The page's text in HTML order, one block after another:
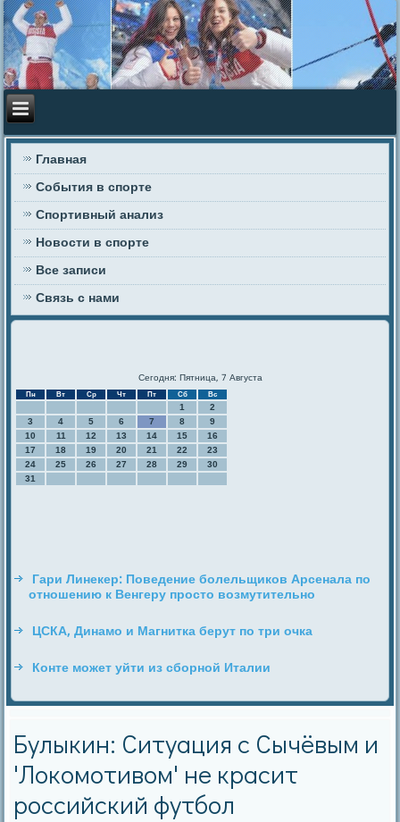
Главная
События в спорте
Спортивный анализ
Новости в спорте
Все записи
Связь с нами
Сегодня: Пятница, 7 Августа
Пн Вт Ср Чт Пт Сб Вс
1
2
3
4 5 6 7 8
9
10
11 12 13 14 15
16
17
18 19 20 21 22
23
24
25 26 27 28 29
30
31
Гари Линекер: Поведение болельщиков Арсенала по
отношению к Венгеру просто возмутительно
ЦСКА, Динамо и Магнитка берут по три очка
Конте может уйти из сборной Италии
Булыкин: Ситуация с Сычёвым и
'Локомотивом' не красит
российский футбол